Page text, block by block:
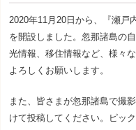
2020年11月20 日から、『瀬戸
を開設しました。忽那諸島の
光情報、移住情報など、様々
よろしくお願いします。
また、皆さまが忽那諸島で撮
けて投稿してください。ピッ